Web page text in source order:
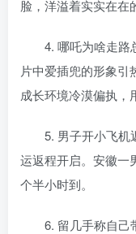
脸，洋溢着实实在在
4. 哪吒为啥走路
片中爱插兜的形象
成长环境冷漠偏执，
5. 男子开小飞机
运返程开启。安徽一
个半小时到。
6. 留几手称自己